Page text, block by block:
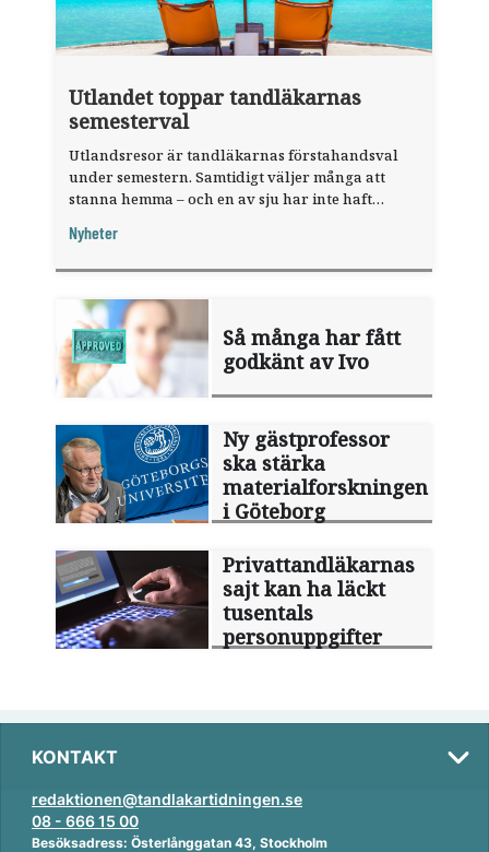
Utlandet toppar tandläkarnas
semesterval
Utlandsresor är tandläkarnas förstahandsval
under semestern. Samtidigt väljer många att
stanna hemma – och en av sju har inte haft
fråga".
Nyheter
Så många har fått
godkänt av Ivo
Ny gästprofessor
ska stärka
materialforskningen
i Göteborg
Privattandläkarnas
sajt kan ha läckt
tusentals
personuppgifter
KONTAKT
redaktionen@tandlakartidningen.se
08 - 666 15 00
Besöksadress: Österlånggatan 43, Stockholm